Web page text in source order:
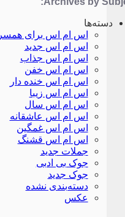
دسته‌ها
اس ام اس برای همسر
اس ام اس جدید
اس ام اس جذاب
اس ام اس خفن
اس ام اس خنده دار
اس ام اس زیبا
اس ام اس سال
اس ام اس عاشقانه
اس ام اس غمگین
اس ام اس قشنگ
جملات جدید
جوک بی ادبی
جوک جدید
دسته‌بندی نشده
عکس